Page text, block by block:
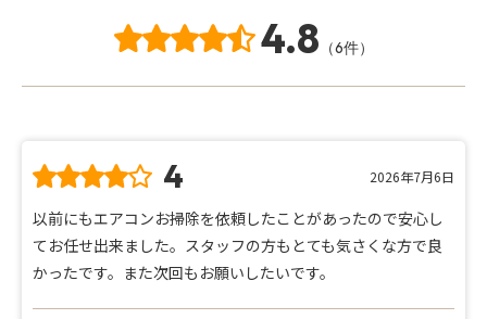
4.8 （6件）
4 2026年7月6日
以前にもエアコンお掃除を依頼したことがあったので安心し
てお任せ出来ました。スタッフの方もとても気さくな方で良
かったです。また次回もお願いしたいです。